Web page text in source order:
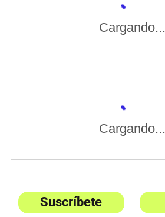
Cargando...
Cargando...
Suscríbete